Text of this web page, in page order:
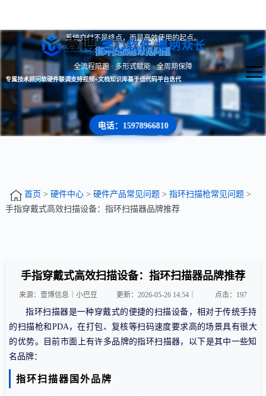
壹心软件 博纳众长
系统交付不是终点，而是高效使用的起点。
指环扫描枪常见问题
全流程陪跑 · 多形式赋能 · 全周期保障
专属技术顾问软硬件联调支持视频+文档知识库基于低代码平台迭代
电话：15978966810
首页 > 硬件中心> 硬件产品常见问题> 指环扫描枪常见问题>
手指穿戴式高效扫描设备：指环扫描器品牌推荐
手指穿戴式高效扫描设备：指环扫描器品牌推荐
来源：壹博信息｜小巴豆 更新：2026-05-26 14:54｜ 点击： 197
指环扫描器是一种穿戴式的便捷的扫描设备，相对于传统手持
的扫描枪和PDA，在打包、复核等扫码速度要求高的场景具有很大
的优势。目前市面上有许多品牌的指环扫描器，以下是其中一些知
名品牌：
指环扫描器国外品牌